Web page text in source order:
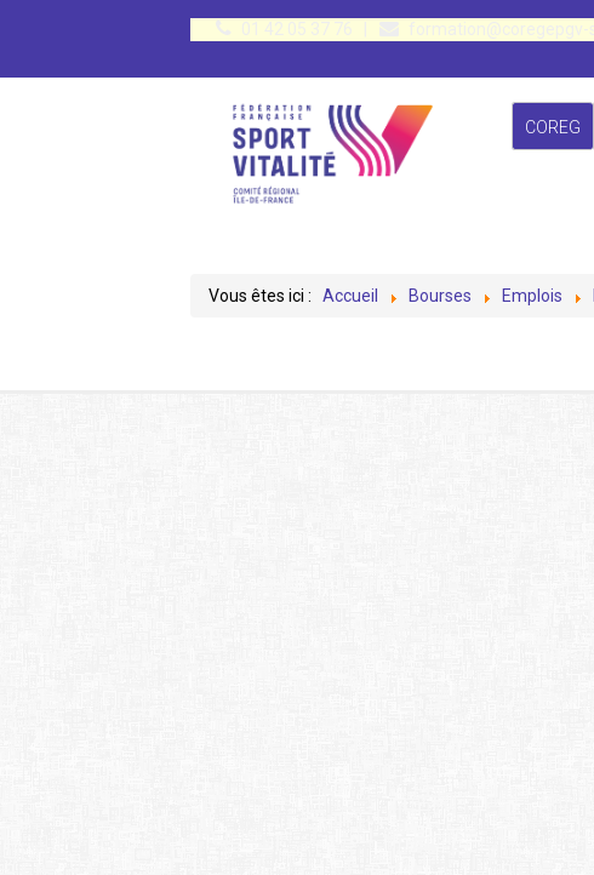
COREG
Vous êtes ici : Accueil Bourses Emplois